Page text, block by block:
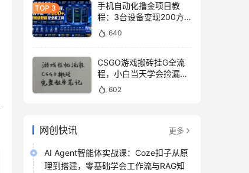
手机自动化撸金项目教
程：3台设备变现200方
法，零门槛脚本工具与平
台玩法
640
CSGO游戏搬砖挂G全流
程，小白当天学会捡漏见
收益602
网创快讯 更多
AI Agent智能体实战课：Coze扣子从原
理到搭建，零基础学会工作流与RAG知